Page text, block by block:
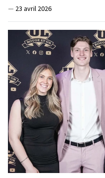
— 23 avril 2026